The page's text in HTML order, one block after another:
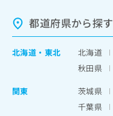
都道府県から探す
北海道 ・ 東北 北海道
秋田県
関東
茨城県
千葉県